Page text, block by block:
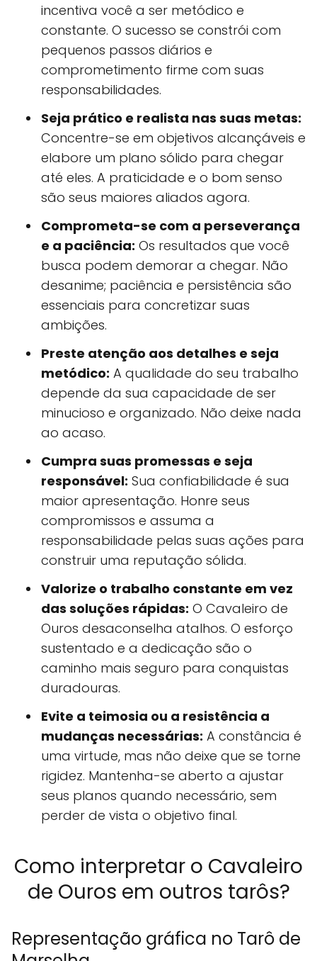
incentiva você a ser metódico e
constante. O sucesso se constrói com
pequenos passos diários e
comprometimento firme com suas
responsabilidades.
Seja prático e realista nas suas metas:
Concentre-se em objetivos alcançáveis e
elabore um plano sólido para chegar
até eles. A praticidade e o bom senso
são seus maiores aliados agora.
Comprometa-se com a perseverança
e a paciência: Os resultados que você
busca podem demorar a chegar. Não
desanime; paciência e persistência são
essenciais para concretizar suas
ambições.
Preste atenção aos detalhes e seja
metódico: A qualidade do seu trabalho
depende da sua capacidade de ser
minucioso e organizado. Não deixe nada
ao acaso.
Cumpra suas promessas e seja
responsável: Sua confiabilidade é sua
maior apresentação. Honre seus
compromissos e assuma a
responsabilidade pelas suas ações para
construir uma reputação sólida.
Valorize o trabalho constante em vez
das soluções rápidas: O Cavaleiro de
Ouros desaconselha atalhos. O esforço
sustentado e a dedicação são o
caminho mais seguro para conquistas
duradouras.
Evite a teimosia ou a resistência a
mudanças necessárias: A constância é
uma virtude, mas não deixe que se torne
rigidez. Mantenha-se aberto a ajustar
seus planos quando necessário, sem
perder de vista o objetivo final.
Como interpretar o Cavaleiro
de Ouros em outros tarôs?
Representação gráfica no Tarô de